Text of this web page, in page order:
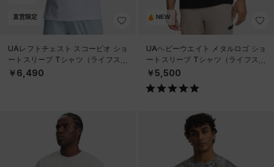
直営限定
UAレフトチェスト スコーピオ ショ
ートスリーブ Tシャツ（ライフスタ
イル/MEN）
￥6,490
NEW
UAヘビーウエイト メタルロゴ ショ
ートスリーブ Tシャツ（ライフスタ
イル/MEN）
￥5,500